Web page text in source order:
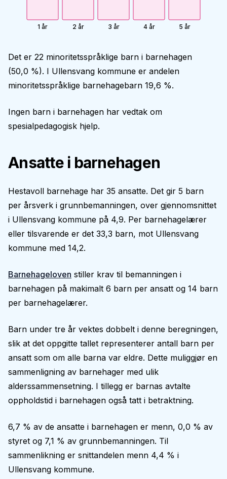
1 år 2 år 3 år 4 år 5 år
Det er 22 minoritetsspråklige barn i barnehagen
(50,0 %). I Ullensvang kommune er andelen
minoritetsspråklige barnehagebarn 19,6 %.
Ingen barn i barnehagen har vedtak om
spesialpedagogisk hjelp.
Ansatte i barnehagen
Hestavoll barnehage har 35 ansatte. Det gir 5 barn
per årsverk i grunnbemanningen, over gjennomsnittet
i Ullensvang kommune på 4,9. Per barnehagelærer
eller tilsvarende er det 33,3 barn, mot Ullensvang
kommune med 14,2.
Barnehageloven stiller krav til bemanningen i
barnehagen på makimalt 6 barn per ansatt og 14 barn
per barnehagelærer.
Barn under tre år vektes dobbelt i denne beregningen,
slik at det oppgitte tallet representerer antall barn per
ansatt som om alle barna var eldre. Dette muliggjør en
sammenligning av barnehager med ulik
alderssammensetning. I tillegg er barnas avtalte
oppholdstid i barnehagen også tatt i betraktning.
6,7 % av de ansatte i barnehagen er menn, 0,0 % av
styret og 7,1 % av grunnbemanningen. Til
sammenlikning er snittandelen menn 4,4 % i
Ullensvang kommune.